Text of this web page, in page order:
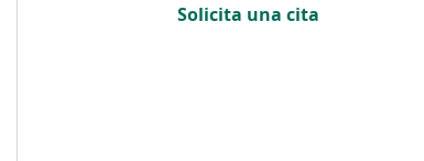
Solicita una cita